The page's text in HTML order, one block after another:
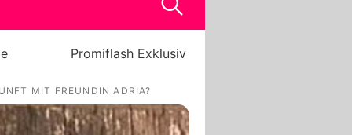
Promiflash Exklusiv
MIT FREUNDIN ADRIA?